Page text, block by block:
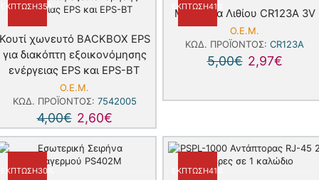
ΈΚΠΤΩΣΗ35%
χωνευτό ΒΑCKBOX EPS
για διακόπτη εξοικονόμησης
ενέργειας EPS και EPS-BT
Ο.Ε.Μ.
ΚΩΔ. ΠΡΟΪΌΝΤΟΣ: 7542005
4,00€ 2,60€
ΈΚΠΤΩΣΗ41%
Μπαταρία Λιθίου CR123A 3V
Ο.Ε.Μ.
ΚΩΔ. ΠΡΟΪΌΝΤΟΣ: CR123A
5,00€ 2,97€
ΈΚΠΤΩΣΗ30% ΈΚΠΤΩΣΗ41%